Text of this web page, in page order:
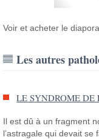
Voir et acheter le
Les autres
LE SYNDROME DE
Il est dû à un fragment
l’astragale qui devait se